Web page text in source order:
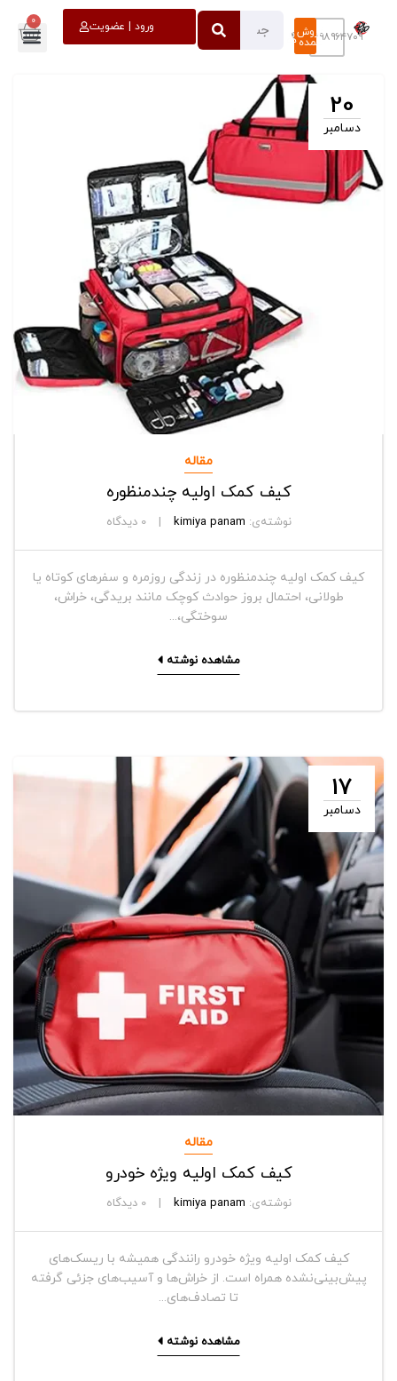
۰۹۳۹۸۹۶۴۷۰۹
فروش
عمده
ورود | عضویت 0
20
دسامبر
مقاله
کیف کمک اولیه چندمنظوره
نوشته‌ی: kimiya panam دیدگاه
کیف کمک اولیه چندمنظوره در زندگی روزمره و سفرهای کوتاه یا
طولانی، احتمال بروز حوادث کوچک مانند بریدگی، خراش،
سوختگی،...
مشاهده نوشته
17
دسامبر
مقاله
کیف کمک اولیه ویژه خودرو
نوشته‌ی: kimiya panam دیدگاه
کیف کمک اولیه ویژه خودرو رانندگی همیشه با ریسک‌های
پیش‌بینی‌نشده همراه است. از خراش‌ها و آسیب‌های جزئی گرفته
تا تصادف‌های...
مشاهده نوشته